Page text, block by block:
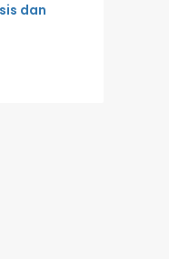
dan